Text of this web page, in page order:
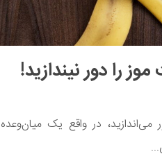
را دور نیندازید!
در واقع یک میان‌وعده‌